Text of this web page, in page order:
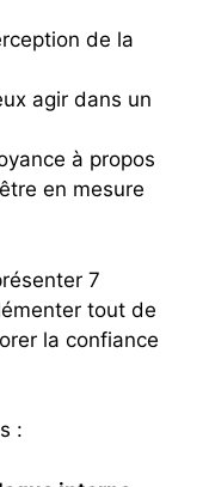
de la
agir dans un
à propos
en mesure
7
tout de
la confiance
: